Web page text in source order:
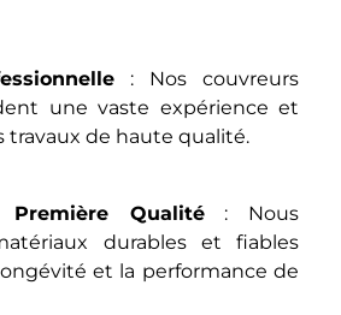
: Nos couvreurs
une vaste expérience et
travaux de haute qualité.
Qualité: Nous
durables et fiables
et la performance de